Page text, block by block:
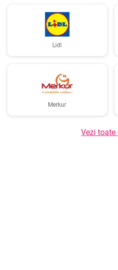
Lidl
Merkur
Vezi toate